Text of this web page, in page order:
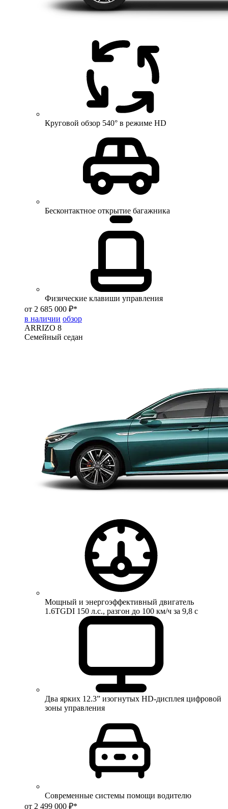
Круговой обзор 540° в режиме HD
Бесконтактное открытие багажника
Физические клавиши управления
от 2 685 000 ₽*
в наличии обзор
ARRIZO 8
Семейный седан
Мощный и энергоэффективный двигатель
1.6TGDI 150 л.с., разгон до 100 км/ч за 9,8 с
Два ярких 12.3” изогнутых HD-дисплея цифровой
зоны управления
Современные системы помощи водителю
от 2 499 000 ₽*